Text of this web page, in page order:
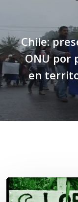
Chile:
ONU por
en
Lof